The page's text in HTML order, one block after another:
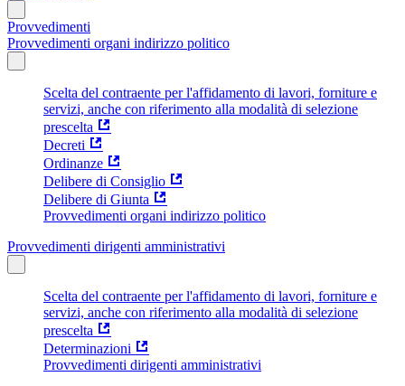
Provvedimenti
Provvedimenti organi indirizzo politico
Scelta del contraente per l'affidamento di lavori, forniture e
servizi, anche con riferimento alla modalità di selezione
prescelta
Decreti
Ordinanze
Delibere di Consiglio
Delibere di Giunta
Provvedimenti organi indirizzo politico
Provvedimenti dirigenti amministrativi
Scelta del contraente per l'affidamento di lavori, forniture e
servizi, anche con riferimento alla modalità di selezione
prescelta
Determinazioni
Provvedimenti dirigenti amministrativi